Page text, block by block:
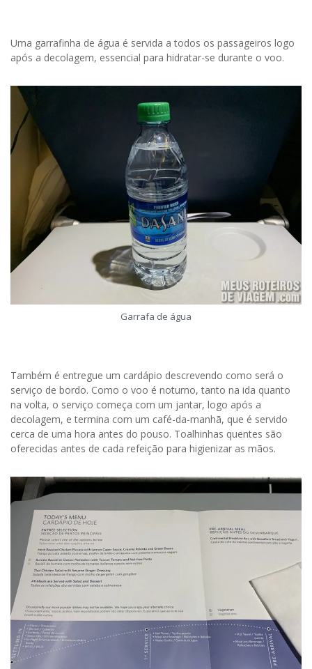
Uma garrafinha de água é servida a todos os passageiros logo
após a decolagem, essencial para hidratar-se durante o voo.
Garrafa de água
Também é entregue um cardápio descrevendo como será o
serviço de bordo. Como o voo é noturno, tanto na ida quanto
na volta, o serviço começa com um jantar, logo após a
decolagem, e termina com um café-da-manhã, que é servido
cerca de uma hora antes do pouso. Toalhinhas quentes são
oferecidas antes de cada refeição para higienizar as mãos.